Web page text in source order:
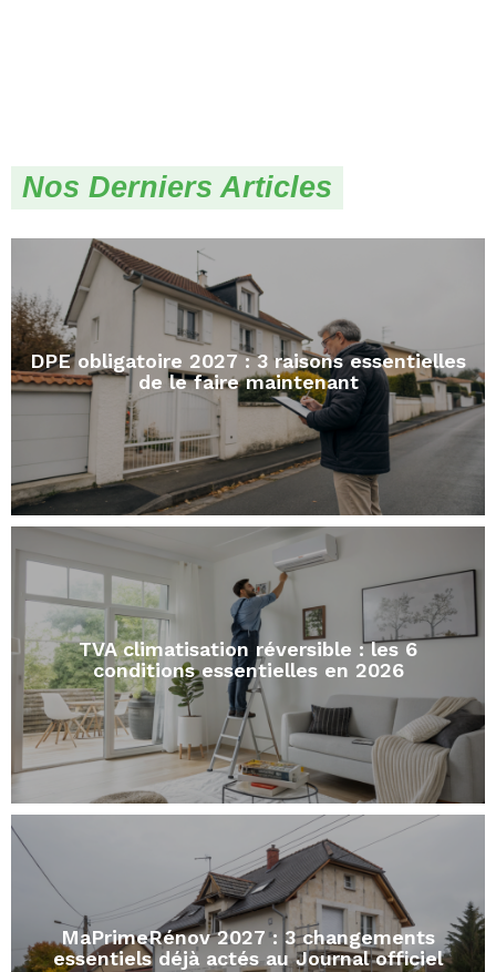
Nos Derniers Articles
DPE obligatoire 2027 : 3 raisons essentielles
de le faire maintenant
TVA climatisation réversible : les 6
conditions essentielles en 2026
MaPrimeRénov 2027 : 3 changements
essentiels déjà actés au Journal officiel